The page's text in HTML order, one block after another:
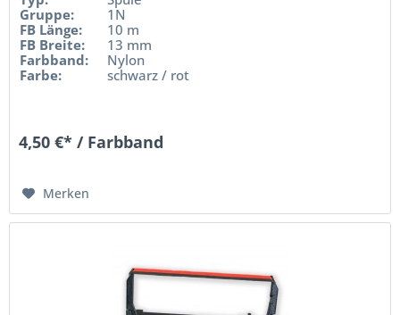
Gruppe:
1N
FB Länge:
10 m
FB Breite:
13 mm
Farbband:
Nylon
Farbe:
schwarz / rot
4,50 €* / Farbband
Merken